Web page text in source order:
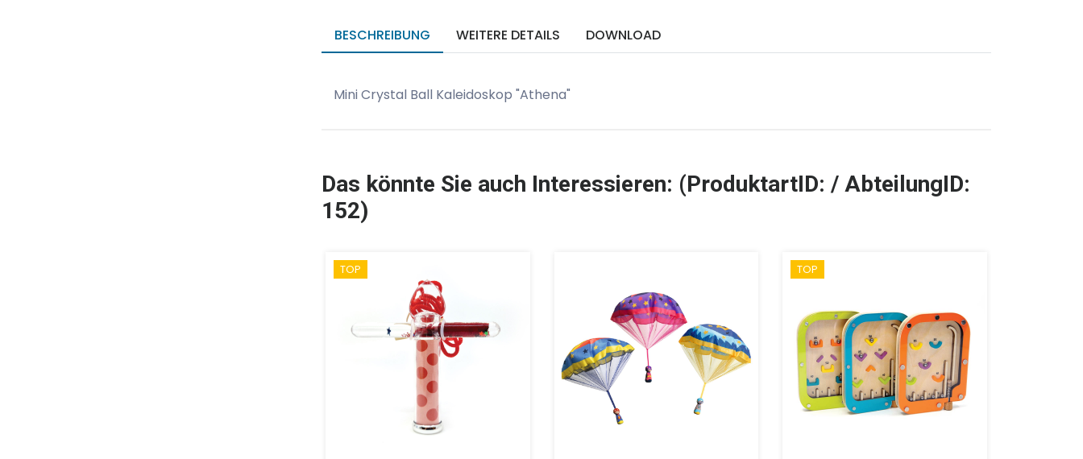
BESCHREIBUNG WEITERE DETAILS DOWNLOAD
Mini Crystal Ball Kaleidoskop "Athena"
Das könnte Sie auch Interessieren: (ProduktartID: / AbteilungID:
152)
TOP TOP